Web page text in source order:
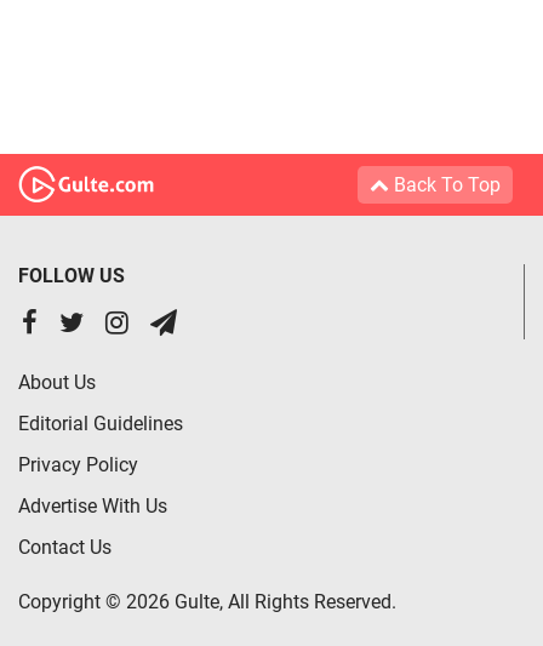
Back To Top
FOLLOW US
About Us
Editorial Guidelines
Privacy Policy
Advertise With Us
Contact Us
Copyright © 2026 Gulte, All Rights Reserved.